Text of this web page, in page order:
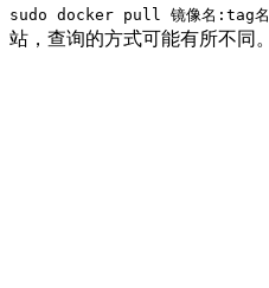
sudo docker pull 镜像名:tag名
站，查询的方式可能有所不同。